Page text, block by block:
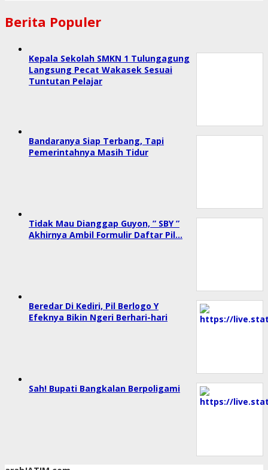
Berita Populer
Kepala Sekolah SMKN 1 Tulungagung
Langsung Pecat Wakasek Sesuai
Tuntutan Pelajar
Bandaranya Siap Terbang, Tapi
Pemerintahnya Masih Tidur
Tidak Mau Dianggap Guyon, ” SBY ”
Akhirnya Ambil Formulir Daftar Pil…
Beredar Di Kediri, Pil Berlogo Y
Efeknya Bikin Ngeri Berhari-hari
Sah! Bupati Bangkalan Berpoligami